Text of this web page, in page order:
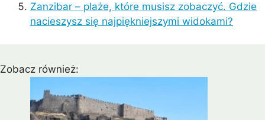
Zanzibar – plaże, które musisz zobaczyć. Gdzie
nacieszysz się najpiękniejszymi widokami?
Zobacz również: